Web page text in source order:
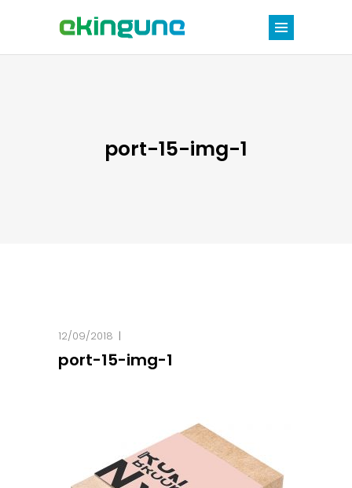
port-15-img-1
12/09/2018
port-15-img-1